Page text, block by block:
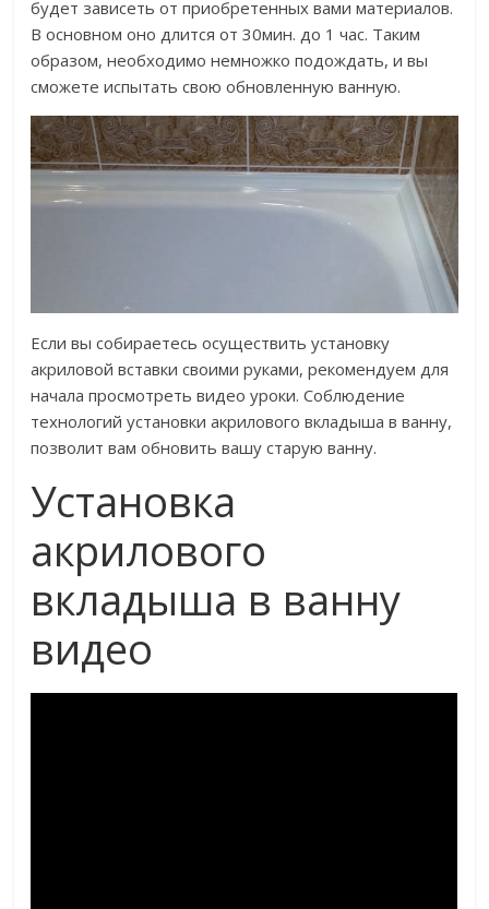
будет зависеть от приобретенных вами материалов.
В основном оно длится от 30мин. до 1 час. Таким
образом, необходимо немножко подождать, и вы
сможете испытать свою обновленную ванную.
Если вы собираетесь осуществить установку
акриловой вставки своими руками, рекомендуем для
начала просмотреть видео уроки. Соблюдение
технологий установки акрилового вкладыша в ванну,
позволит вам обновить вашу старую ванну.
Установка
акрилового
вкладыша в ванну
видео